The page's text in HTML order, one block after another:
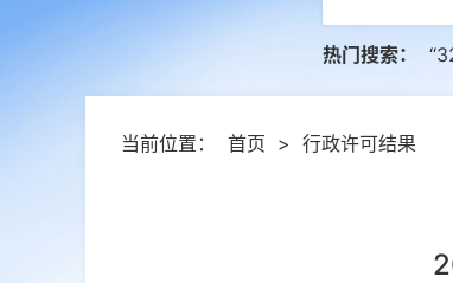
热门搜索：
当前位置： 首页 > 行政许可结果